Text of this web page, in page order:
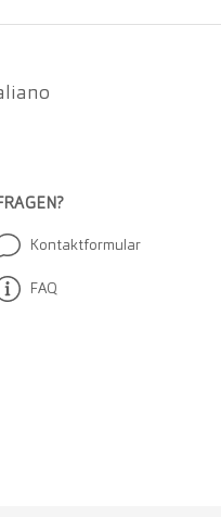
Kontaktformular
FAQ